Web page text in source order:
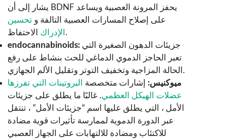
يشار إلى أن BDNF يحفز المرونة العصبية ويساعد
على إصلاح المسارات العصبية التالفة و تحسين
الإدراك الاحتفاظ.
endocannabinoids:
تعبر الحاجز الدموي الدماغي للحث بنشاط على رفع
الحالة المزاجية وتخفيف التوتر وتقليل الألم الجهازي.
ميوكنيس: إشارات متخصصة
البروتينات التي تفرزها
عضلات الهيكل العظمي. غالبًا ما يطلق على جزيئات
الأمل ، التي يطلق عليها اسم “جزيئات الأمل” ، تنتقل
عبر الدورة الدموية لممارسة تأثيرات قوية مضادة
للاكتئاب ومضادة للالتهابات على الجهاز العصبي